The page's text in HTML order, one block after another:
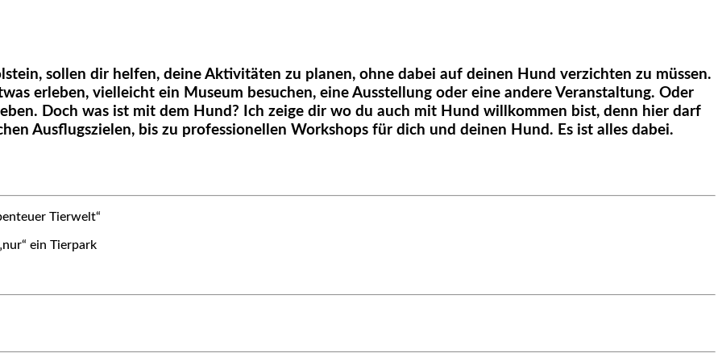
sollen dir helfen, deine Aktivitäten zu planen, ohne dabei auf deinen Hund verzichten zu müssen.
erleben, vielleicht ein Museum besuchen, eine Ausstellung oder eine andere Veranstaltung. Oder
Doch was ist mit dem Hund? Ich zeige dir wo du auch mit Hund willkommen bist, denn hier darf
Ausflugszielen, bis zu professionellen Workshops für dich und deinen Hund. Es ist alles dabei.
Tierwelt“
ein Tierpark